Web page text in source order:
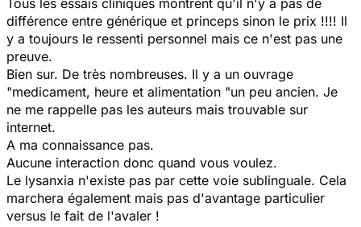
différence entre générique et princeps sinon le prix !!!! Il
y a toujours le ressenti personnel mais ce n'est pas une
preuve.
Bien sur. De très nombreuses. Il y a un ouvrage
"medicament, heure et alimentation "un peu ancien. Je
ne me rappelle pas les auteurs mais trouvable sur
internet.
A ma connaissance pas.
Aucune interaction donc quand vous voulez.
Le lysanxia n'existe pas par cette voie sublinguale. Cela
marchera également mais pas d'avantage particulier
versus le fait de l'avaler !